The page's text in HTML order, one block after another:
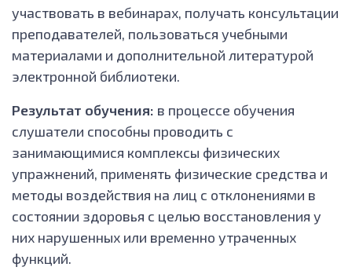
участвовать в вебинарах, получать консультации
преподавателей, пользоваться учебными
материалами и дополнительной литературой
электронной библиотеки.
Результат обучения: в процессе обучения
слушатели способны проводить с
занимающимися комплексы физических
упражнений, применять физические средства и
методы воздействия на лиц с отклонениями в
состоянии здоровья с целью восстановления у
них нарушенных или временно утраченных
функций.